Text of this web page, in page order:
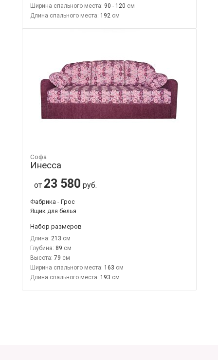
Ширина спального места: 90 - 120
Длина спального места: 192
Софа
Инесса
от 23 580 руб.
Фабрика - Грос
Ящик для белья
Набор размеров
Длина: 213
Глубина: 89
Высота: 79
Ширина спального места: 163
Длина спального места: 193